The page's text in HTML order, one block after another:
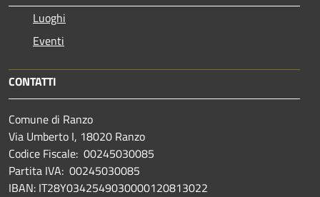
Luoghi
Eventi
CONTATTI
Comune di Ranzo
Via Umberto I, 18020 Ranzo
Codice Fiscale: 00245030085
Partita IVA: 00245030085
IBAN: IT28Y0342549030000120813022